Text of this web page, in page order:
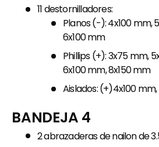
11 destornilladores:
Planos (-): 4x100 mm,
6x100 mm
Phillips (+): 3x75 mm,
6x100 mm, 8x150 mm
Aislados: (+)4x100
BANDEJA 4
2 abrazaderas de nailon de